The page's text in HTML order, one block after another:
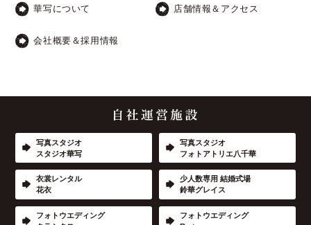
華写について 店舗情報＆アクセス
会社概要＆採用情報
写真スタジオ
スタジオ華写
写真スタジオ
フォトアトリエ八千華
衣裳レンタル
花衣
少人数専用 結婚式場
鈴華グレイス
フォトウエディング
フォトウエディング